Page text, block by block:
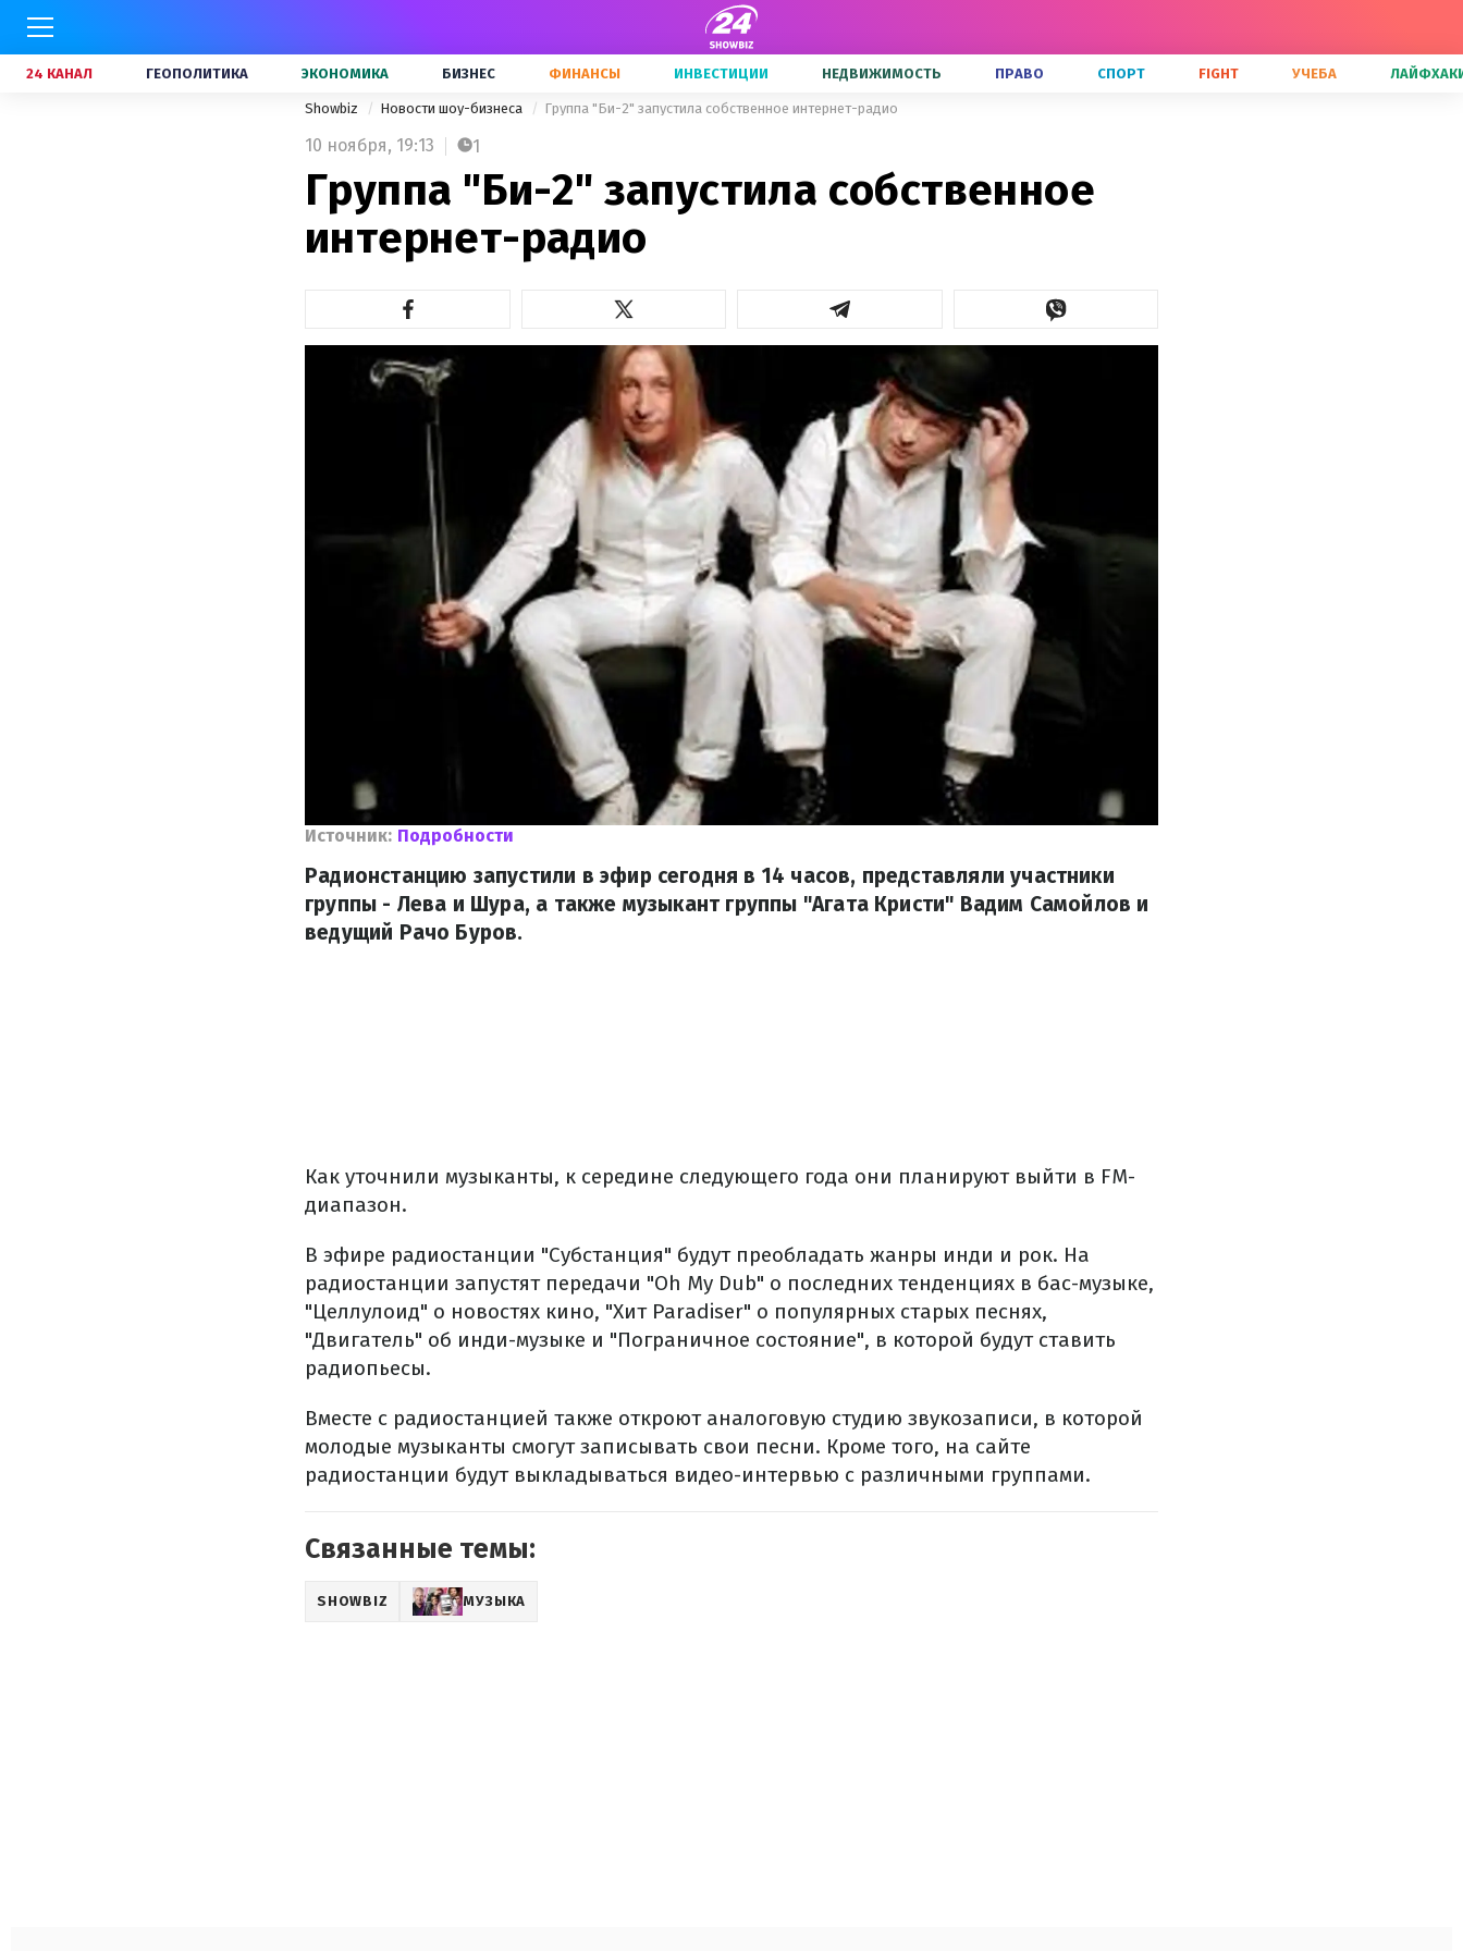
24 КАНАЛ ГЕОПОЛИТИКА ЭКОНОМИКА БИЗНЕС ФИНАНСЫ ИНВЕСТИЦИИ НЕДВИЖИМОСТЬ ПРАВО СПОРТ FIGHT УЧЕБА
Showbiz Новости шоу-бизнеса Группа "Би-2" запустила собственное интернет-радио
10 ноября, 19:13 1
Группа "Би-2" запустила собственное
интернет-радио
Источник: Подробности
Радионстанцию ​​запустили в эфир сегодня в 14 часов, представляли участники
группы - Лева и Шура, а также музыкант группы "Агата Кристи" Вадим Самойлов и
ведущий Рачо Буров.
Как уточнили музыканты, к середине следующего года они планируют выйти в FM-
диапазон.
В эфире радиостанции "Субстанция" будут преобладать жанры инди и рок. На
радиостанции запустят передачи "Oh My Dub" о последних тенденциях в бас-музыке,
"Целлулоид" о новостях кино, "Хит Paradiser" о популярных старых песнях,
"Двигатель" об инди-музыке и "Пограничное состояние", в которой будут ставить
радиопьесы.
Вместе с радиостанцией также откроют аналоговую студию звукозаписи, в которой
молодые музыканты смогут записывать свои песни. Кроме того, на сайте
радиостанции будут выкладываться видео-интервью с различными группами.
Связанные темы:
SHOWBIZ МУЗЫКА